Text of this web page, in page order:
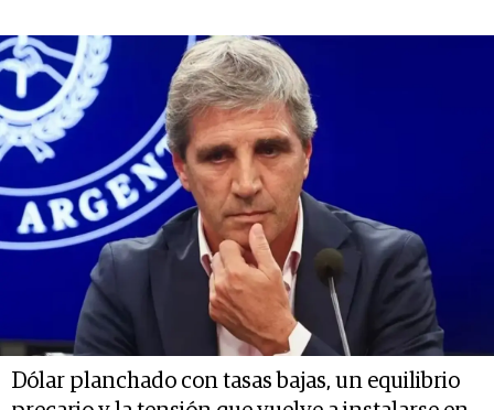
Dólar planchado con tasas bajas, un equilibrio